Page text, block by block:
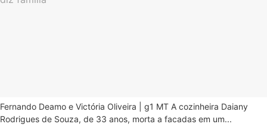
Fernando Deamo e Victória Oliveira | g1 MT A cozinheira Daiany
Rodrigues de Souza, de 33 anos, morta a facadas em um...